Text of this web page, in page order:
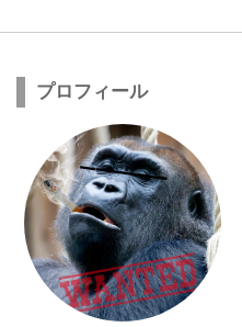
プロフィール